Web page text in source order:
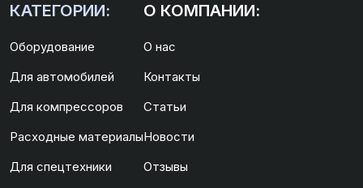
КАТЕГОРИИ:
Оборудование
Для автомобилей
Для компрессоров
Расходные материалы
Для спецтехники
О КОМПАНИИ:
О нас
Контакты
Статьи
Новости
Отзывы